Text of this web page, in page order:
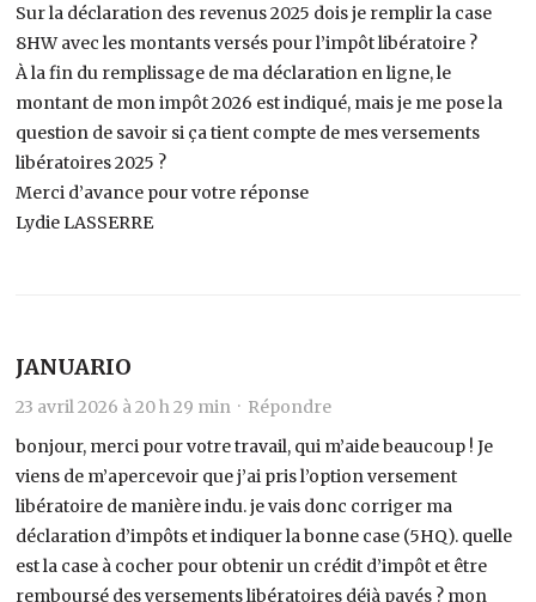
Sur la déclaration des revenus 2025 dois je remplir la case
8HW avec les montants versés pour l’impôt libératoire ?
À la fin du remplissage de ma déclaration en ligne, le
montant de mon impôt 2026 est indiqué, mais je me pose la
question de savoir si ça tient compte de mes versements
libératoires 2025 ?
Merci d’avance pour votre réponse
Lydie LASSERRE
JANUARIO
23 avril 2026 à 20 h 29 min · Répondre
bonjour, merci pour votre travail, qui m’aide beaucoup ! Je
viens de m’apercevoir que j’ai pris l’option versement
libératoire de manière indu. je vais donc corriger ma
déclaration d’impôts et indiquer la bonne case (5HQ). quelle
est la case à cocher pour obtenir un crédit d’impôt et être
remboursé des versements libératoires déjà payés ? mon